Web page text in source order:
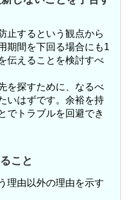
止するという観点から
期間を下回る場合にも1
伝えることを検討すべ
を探すために、なるべ
いはずです。余裕を持
でトラブルを回避でき
こと
理由以外の理由を示す